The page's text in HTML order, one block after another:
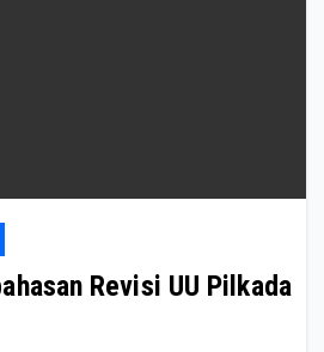
Revisi UU Pilkada